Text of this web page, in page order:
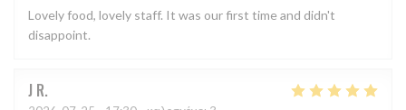
Lovely food, lovely staff. It was our first time and didn't
disappoint.
J R